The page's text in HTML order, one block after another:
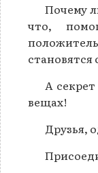
Почему
что,
становятся
А
вещах!
Друзья,